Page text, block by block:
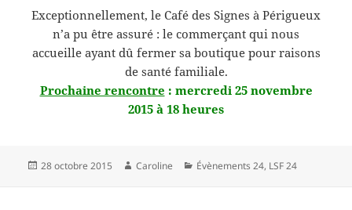
Exceptionnellement, le Café des Signes à Périgueux
n’a pu être assuré : le commerçant qui nous
accueille ayant dû fermer sa boutique pour raisons
de santé familiale.
Prochaine rencontre : mercredi 25 novembre
2015 à 18 heures
Publié
28 octobre 2015 Auteur
Caroline Catégories
Évènements 24, LSF 24